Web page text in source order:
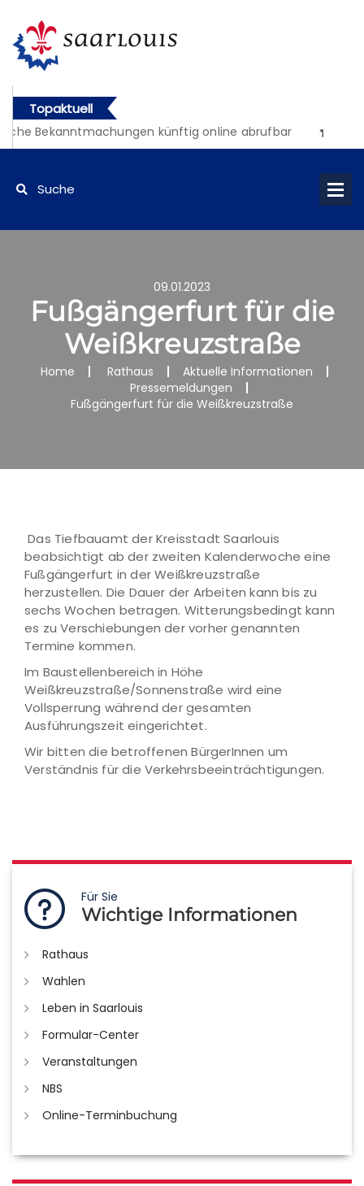
Topaktuell
Bekanntmachungen künftig online abrufbar
09.01.2023
Fußgängerfurt für die
Weißkreuzstraße
Home Rathaus
Aktuelle Informationen
Pressemeldungen
Fußgängerfurt für die Weißkreuzstraße
Das Tiefbauamt der Kreisstadt Saarlouis
beabsichtigt ab der zweiten Kalenderwoche eine
Fußgängerfurt in der Weißkreuzstraße
herzustellen. Die Dauer der Arbeiten kann bis zu
sechs Wochen betragen. Witterungsbedingt kann
es zu Verschiebungen der vorher genannten
Termine kommen.
Im Baustellenbereich in Höhe
Weißkreuzstraße/Sonnenstraße wird eine
Vollsperrung während der gesamten
Ausführungszeit eingerichtet.
Wir bitten die betroffenen BürgerInnen um
Verständnis für die Verkehrsbeeinträchtigungen.
Für Sie
Wichtige Informationen
Rathaus
Wahlen
Leben in Saarlouis
Formular-Center
Veranstaltungen
NBS
Online-Terminbuchung